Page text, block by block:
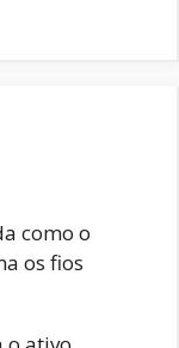
como o
os fios